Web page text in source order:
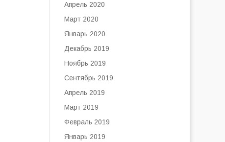
Апрель 2020
Март 2020
Январь 2020
Декабрь 2019
Ноябрь 2019
Сентябрь 2019
Апрель 2019
Март 2019
Февраль 2019
Январь 2019